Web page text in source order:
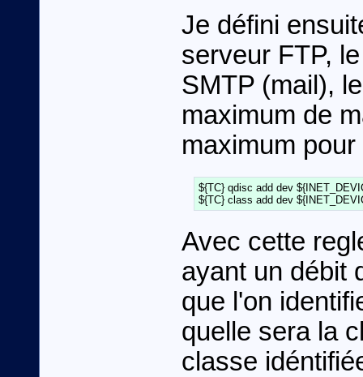
Je défini
serveur FTP,
SMTP (mail),
maximum de
maximum
${TC} qdisc add dev
Avec cette
ayant un débit
que l'on
quelle sera la
classe